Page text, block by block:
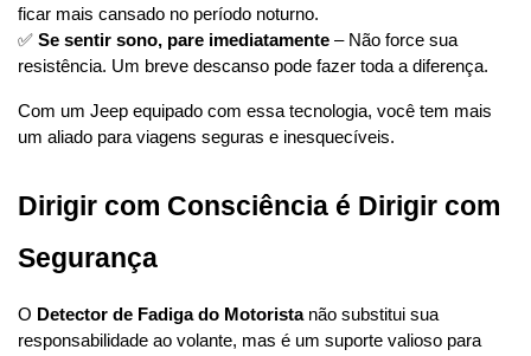
ficar mais cansado no período noturno.
✅ Se sentir sono, pare imediatamente – Não force sua
resistência. Um breve descanso pode fazer toda a diferença.
Com um Jeep equipado com essa tecnologia, você tem mais
um aliado para viagens seguras e inesquecíveis.
Dirigir com Consciência é Dirigir com
Segurança
O Detector de Fadiga do Motorista não substitui sua
responsabilidade ao volante, mas é um suporte valioso para